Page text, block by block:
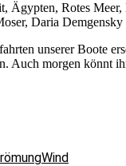
Ägypten, Rotes
Daria Demgensky
unserer Boote
Auch morgen könnt
Wind